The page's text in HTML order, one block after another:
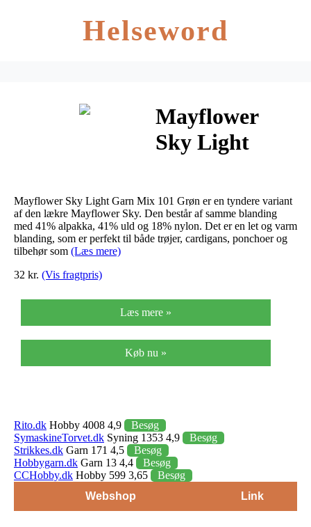
Helseword
Mayflower
Sky Light
Grøn
Mayflower Sky Light Garn Mix 101 Grøn er en tyndere variant
af den lækre Mayflower Sky. Den består af samme blanding
med 41% alpakka, 41% uld og 18% nylon. Det er en let og varm
blanding, som er perfekt til både trøjer, cardigans, ponchoer og
tilbehør som (Læs mere)
32 kr. (Vis fragtpris)
Læs mere »
Køb nu »
Rito.dk Hobby 4008 4,9
Besøg
SymaskineTorvet.dk Syning 1353 4,9
Besøg
Strikkes.dk Garn 171 4,5
Besøg
Hobbygarn.dk Garn 13 4,4
Besøg
CCHobby.dk Hobby 599 3,65
Besøg
Webshop
Link